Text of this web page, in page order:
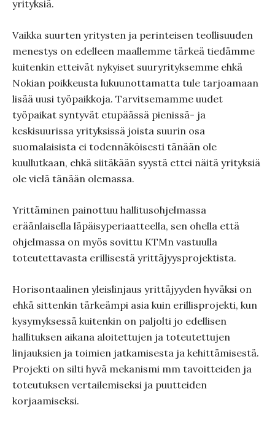
yrityksiä.
Vaikka suurten yritysten ja perinteisen teollisuuden
menestys on edelleen maallemme tärkeä tiedämme
kuitenkin etteivät nykyiset suuryrityksemme ehkä
Nokian poikkeusta lukuunottamatta tule tarjoamaan
lisää uusi työpaikkoja. Tarvitsemamme uudet
työpaikat syntyvät etupäässä pienissä- ja
keskisuurissa yrityksissä joista suurin osa
suomalaisista ei todennäköisesti tänään ole
kuullutkaan, ehkä siitäkään syystä ettei näitä yrityksiä
ole vielä tänään olemassa.
Yrittäminen painottuu hallitusohjelmassa
eräänlaisella läpäisyperiaatteella, sen ohella että
ohjelmassa on myös sovittu KTMn vastuulla
toteutettavasta erillisestä yrittäjyysprojektista.
Horisontaalinen yleislinjaus yrittäjyyden hyväksi on
ehkä sittenkin tärkeämpi asia kuin erillisprojekti, kun
kysymyksessä kuitenkin on paljolti jo edellisen
hallituksen aikana aloitettujen ja toteutettujen
linjauksien ja toimien jatkamisesta ja kehittämisestä.
Projekti on silti hyvä mekanismi mm tavoitteiden ja
toteutuksen vertailemiseksi ja puutteiden
korjaamiseksi.